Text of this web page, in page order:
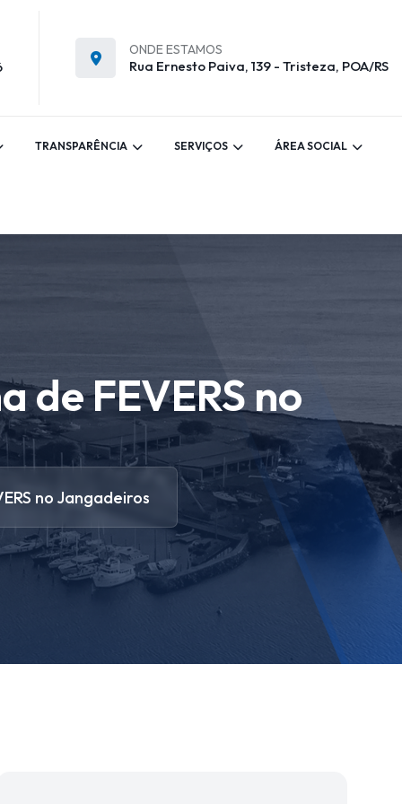
ONDE ESTAMOS
Rua Ernesto Paiva, 139 - Tristeza, POA/RS
TRANSPARÊNCIA SERVIÇOS ÁREA SOCIAL
de FEVERS no
no Jangadeiros